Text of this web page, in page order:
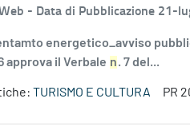
- Data di Pubblicazione 21-
energetico_avviso
approva il Verbale n. 7 del...
TURISMO E CULTURA PR